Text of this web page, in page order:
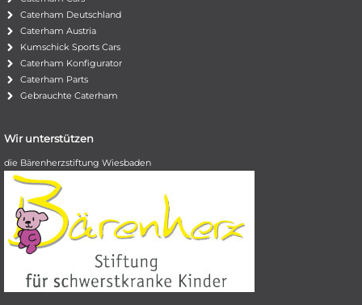
Caterham Deutschland
Caterham Austria
Kumschick Sports Cars
Caterham Konfigurator
Caterham Parts
Gebrauchte Caterham
Wir unterstützen
die Bärenherzstiftung Wiesbaden